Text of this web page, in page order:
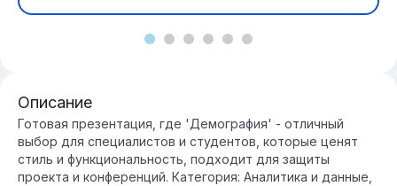
Описание
Готовая презентация, где 'Демография' - отличный
выбор для специалистов и студентов, которые ценят
стиль и функциональность, подходит для защиты
проекта и конференций. Категория: Аналитика и данные,